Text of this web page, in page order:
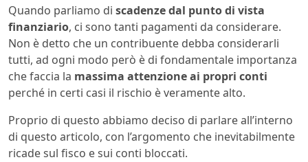
Quando parliamo di scadenze dal punto di vista
finanziario, ci sono tanti pagamenti da considerare.
Non è detto che un contribuente debba considerarli
tutti, ad ogni modo però è di fondamentale importanza
che faccia la massima attenzione ai propri conti
perché in certi casi il rischio è veramente alto.
Proprio di questo abbiamo deciso di parlare all’interno
di questo articolo, con l’argomento che inevitabilmente
ricade sul fisco e sui conti bloccati.